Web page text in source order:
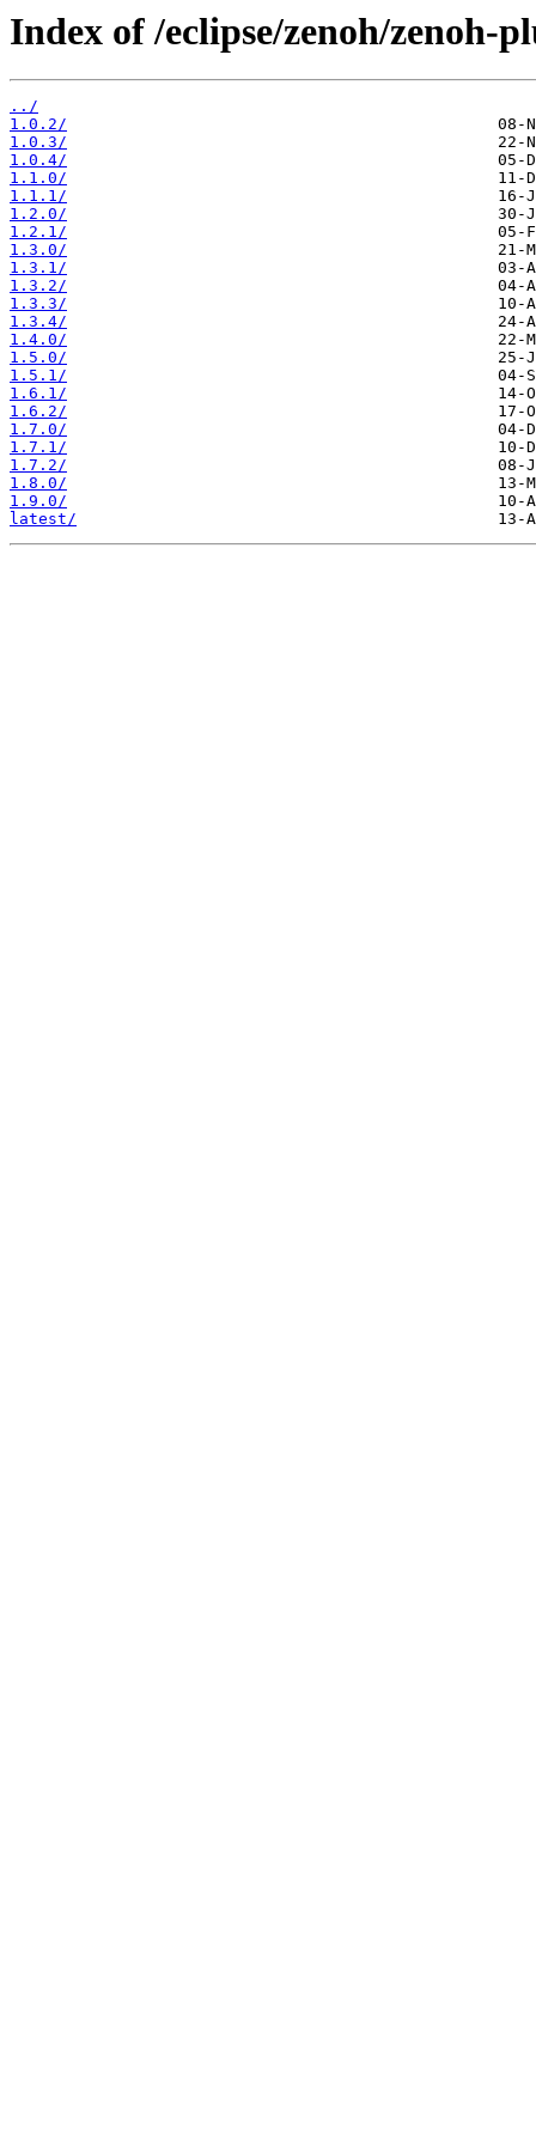
Index of /eclipse/zenoh/zenoh-
../
1.0.2/
1.0.3/
1.0.4/
1.1.0/
1.1.1/
1.2.0/
1.2.1/
1.3.0/
1.3.1/
1.3.2/
1.3.3/
1.3.4/
1.4.0/
1.5.0/
1.5.1/
1.6.1/
1.6.2/
1.7.0/
1.7.1/
1.7.2/
1.8.0/
1.9.0/
latest/